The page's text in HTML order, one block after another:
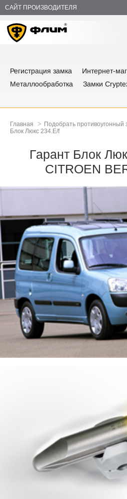
САЙТ ПРОИЗВОДИТЕЛЯ
Регистрация замка
Интернет-
Металлообработка
Замки
Главная > Подобрать противоугонный
Блок Люкс 234.E/f
Гарант Блок
CITROEN